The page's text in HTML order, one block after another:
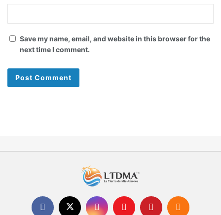
Save my name, email, and website in this browser for the
next time I comment.